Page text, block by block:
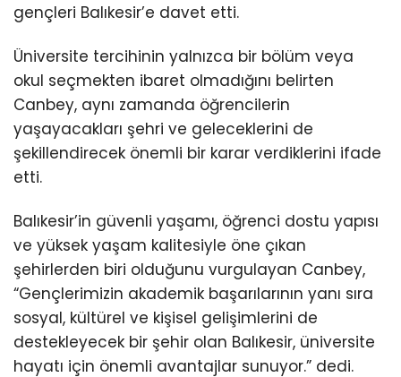
gençleri Balıkesir’e davet etti.
Üniversite tercihinin yalnızca bir bölüm veya
okul seçmekten ibaret olmadığını belirten
Canbey, aynı zamanda öğrencilerin
yaşayacakları şehri ve geleceklerini de
şekillendirecek önemli bir karar verdiklerini ifade
etti.
Balıkesir’in güvenli yaşamı, öğrenci dostu yapısı
ve yüksek yaşam kalitesiyle öne çıkan
şehirlerden biri olduğunu vurgulayan Canbey,
“Gençlerimizin akademik başarılarının yanı sıra
sosyal, kültürel ve kişisel gelişimlerini de
destekleyecek bir şehir olan Balıkesir, üniversite
hayatı için önemli avantajlar sunuyor.” dedi.